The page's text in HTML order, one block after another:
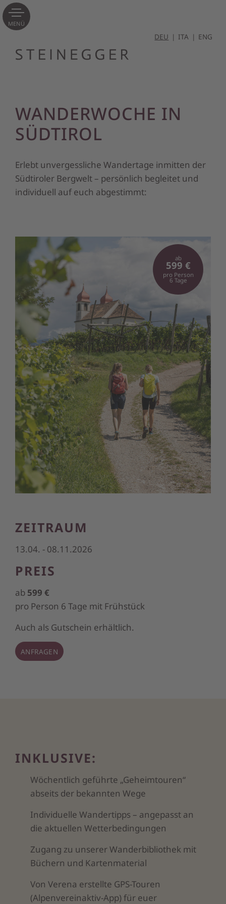
MENÜ
DEU ITA ENG
WANDERWOCHE IN
SÜDTIROL
Erlebt unvergessliche Wandertage inmitten der
Südtiroler Bergwelt – persönlich begleitet und
individuell auf euch abgestimmt:
ab
599 €
pro Person
6 Tage
ZEITRAUM
13.04. - 08.11.2026
PREIS
ab 599 €
pro Person 6 Tage mit Frühstück
Auch als Gutschein erhältlich.
ANFRAGEN
INKLUSIVE:
Wöchentlich geführte „Geheimtouren“
abseits der bekannten Wege
Individuelle Wandertipps – angepasst an
die aktuellen Wetterbedingungen
Zugang zu unserer Wanderbibliothek mit
Büchern und Kartenmaterial
Von Verena erstellte GPS-Touren
(Alpenvereinaktiv-App) für euer